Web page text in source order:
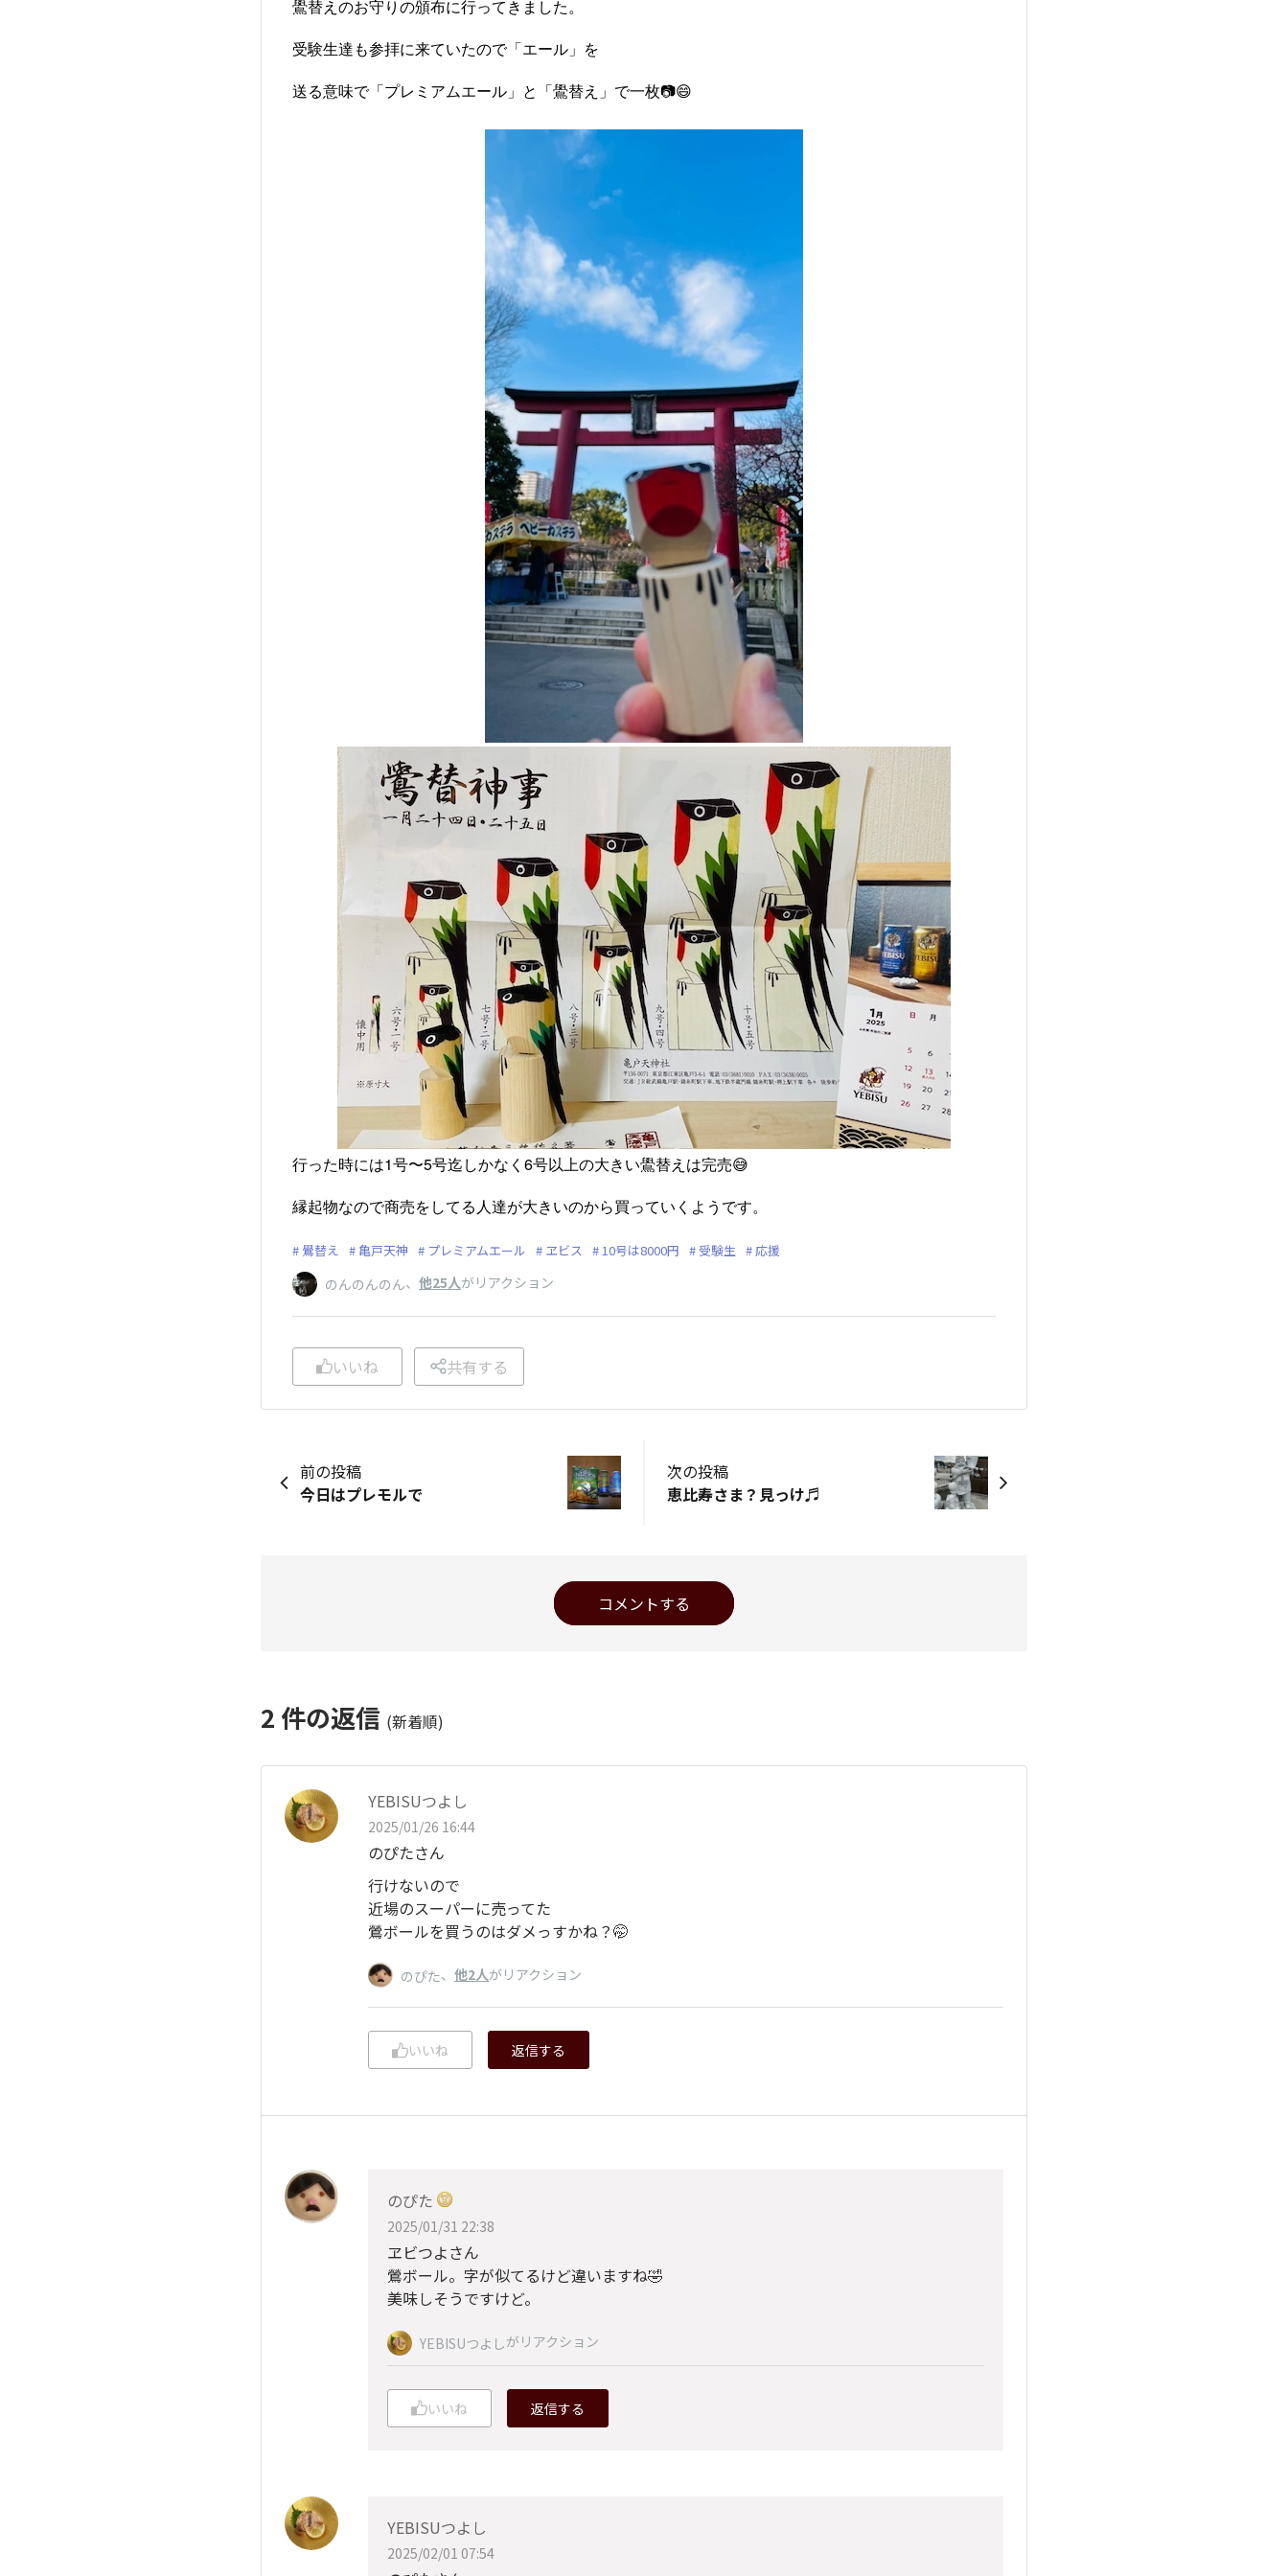
鷽替えのお守りの頒布に行ってきました。
受験生達も参拝に来ていたので「エール」を
送る意味で「プレミアムエール」と「鷽替え」で一枚📷😄
行った時には1号〜5号迄しかなく6号以上の大きい鷽替えは完売😅
縁起物なので商売をしてる人達が大きいのから買っていくようです。
鷽替え 亀戸天神 プレミアムエール ヱビス 10号は8000円 受験生 応援
のんのんのん、 他25人がリアクション
いいね 共有する
前の投稿
今日はプレモルで
次の投稿
恵比寿さま？見っけ♬
コメントする
2 件の返信 (新着順)
YEBISUつよし
2025/01/26 16:44
のぴたさん
行けないので
近場のスーパーに売ってた
鶯ボールを買うのはダメっすかね？🤭
のぴた、 他2人がリアクション
いいね 返信する
のぴた
2025/01/31 22:38
ヱビつよさん
鶯ボール。字が似てるけど違いますね🤣
美味しそうですけど。
YEBISUつよしがリアクション
いいね 返信する
YEBISUつよし
2025/02/01 07:54